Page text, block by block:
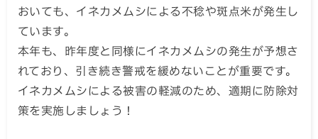
おいても、イネカメムシによる不稔や斑点米が発生し
ています。
本年も、昨年度と同様にイネカメムシの発生が予想さ
れており、引き続き警戒を緩めないことが重要です。
イネカメムシによる被害の軽減のため、適期に防除対
策を実施しましょう！